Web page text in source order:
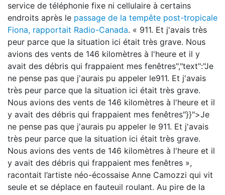
service de téléphonie fixe ni cellulaire à certains
endroits après le passage de la tempête post-tropicale
Fiona, rapportait Radio-Canada.
911. Et j'avais très
peur parce que la situation ici était très grave. Nous
avions des vents de 146 kilomètres à l'heure et il y
avait des débris qui frappaient mes fenêtres","text":"Je
ne pense pas que j'aurais pu appeler le911. Et j'avais
très peur parce que la situation ici était très grave.
Nous avions des vents de 146 kilomètres à l'heure et il
y avait des débris qui frappaient mes fenêtres"}}">Je
ne pense pas que j'aurais pu appeler le 911. Et j'avais
très peur parce que la situation ici était très grave.
Nous avions des vents de 146 kilomètres à l'heure et il
y avait des débris qui frappaient mes fenêtres
,
racontait l’artiste néo-écossaise Anne Camozzi qui vit
seule et se déplace en fauteuil roulant. Au pire de la